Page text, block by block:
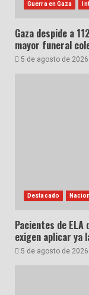
Guerra en Gaza
Gaza despide a
mayor funeral
5 de agosto de 2026
Destacado
Pacientes de
exigen aplicar ya
5 de agosto de 2026